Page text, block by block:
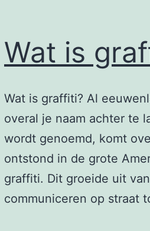
Wat is
Wat is graffiti? Al
overal je naam achter te
wordt genoemd, komt
ontstond in de grote
graffiti. Dit groeide uit
communiceren op straat